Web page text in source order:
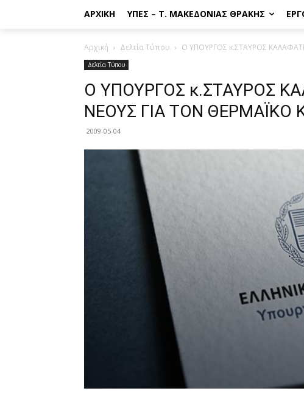
ΑΡΧΙΚΉ ΥΠΕΣ – Τ. ΜΑΚΕΔΟΝΊΑΣ ΘΡΆΚΗΣ
Αρχική Δελτία Τύπου Ο ΥΠΟΥΡΓΟΣ κ.ΣΤΑΥΡΟΣ
Δελτία Τύπου
Ο ΥΠΟΥΡΓΟΣ κ.ΣΤΑΥΡΟΣ
ΝΕΟΥΣ ΓΙΑ ΤΟΝ ΘΕΡΜΑΪΚΟ
2009-05-04